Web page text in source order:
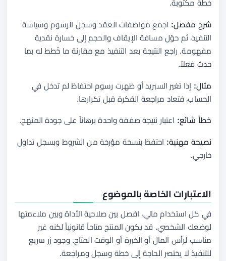
خطة مكتوبة.
شرح مفصل: اجمع مواصفات العقد وسجل الرسوم وسياسة
التنفيذ، ثم حوّل مسافة الإيقاف والحجم إلى خسارة نقدية
مفهومة. راجع النتيجة بعد التنفيذ مع مقارنة ما خُطط له بما
حدث فعلاً.
مثال: إذا تغير السبريد أو ظهرت رسوم احتفاظ لم تدخل في
الحساب، فتعاد مراجعة الفكرة قبل تكرارها.
خطأ شائع: اعتبار نتيجة صفقة واحدة برهاناً على جودة المنهج.
نصيحة مهنية: احتفظ بنسخة مؤرخة من الشروط وبسجل تداول
خارجي.
الاعتبارات الخاصة بالموضوع
في كل استخدام مالي، افصل بين صلاحية الأداة وبين ملاءمتها
لوضعك الشخصي. قد يكون المنتج متاحاً قانونياً لكنه غير
مناسب لرأس المال أو الخبرة أو الوقت المتاح. وجود زر سريع
للتنفيذ لا يختصر الحاجة إلى خطة وسجل ومراجعة.